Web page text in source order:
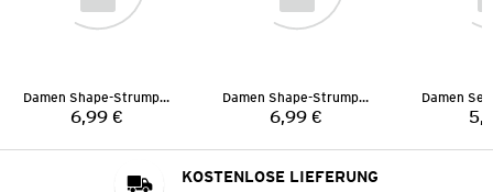
Damen Shape-Strumpfhose
Preis:
6,99 €
Damen Shape-Strumpfhose
Preis:
6,99 €
KOSTENLOSE LIEFERUNG